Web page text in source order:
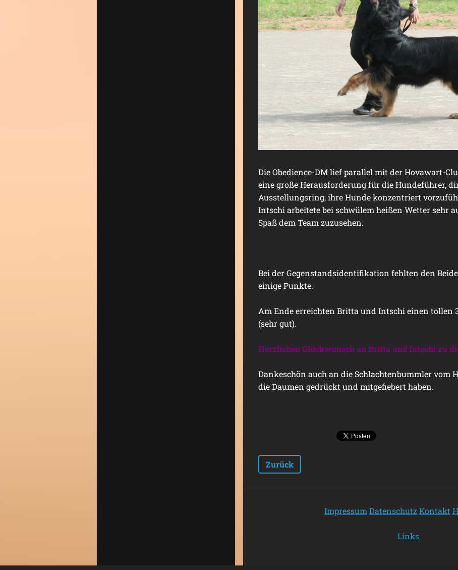
Die Obedience-DM lief parallel mit der Hovawart-
eine große Herausforderung für die Hundeführer,
Ausstellungsring, ihre Hunde konzentriert
Intschi arbeitete bei schwülem heißen Wetter sehr
Spaß dem Team zuzusehen.
Bei der Gegenstandsidentifikation fehlten den
einige Punkte.
Am Ende erreichten Britta und Intschi einen tollen
(sehr gut).
Herzlichen Glückwunsch an Britta und Intschi zu
Dankeschön auch an die Schlachtenbummler vom
die Daumen gedrückt und mitgefiebert haben.
Zurück
Impressum Datenschutz Kontakt
Links